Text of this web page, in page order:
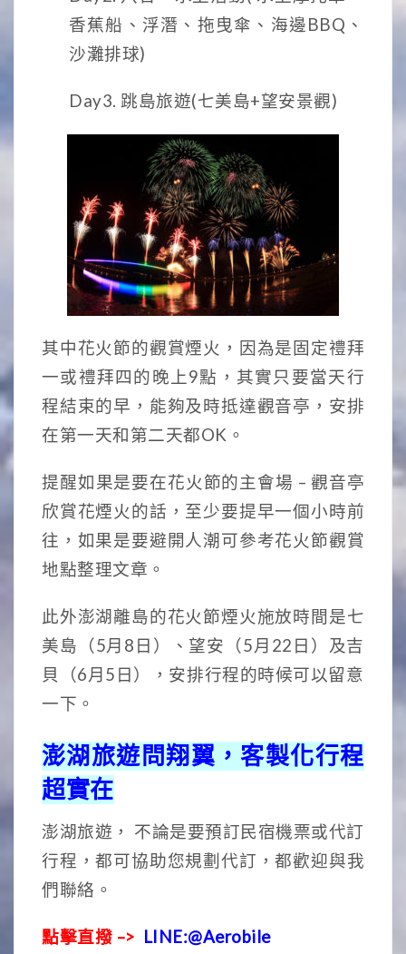
香蕉船、浮潛、拖曳傘、 海邊BBQ、
沙灘排球)
Day3. 跳島旅遊(七美島+望安景觀)
其中花火節的觀賞煙火，因為是固定禮拜
一或禮拜四的晚上9點，其實只要當天行
程結束的早，能夠及時抵達觀音亭，安排
在第一天和第二天都OK。
提醒如果是要在花火節的主會場 – 觀音亭
欣賞花煙火的話，至少要提早一個小時前
往，如果是要避開人潮可參考花火節觀賞
地點整理文章。
此外澎湖離島的花火節煙火施放時間是七
美島（5月8日）、望安（5月22日）及吉
貝（6月5日），安排行程的時候可以留意
一下。
澎湖旅遊問翔翼，客製化行程
超實在
澎湖旅遊， 不論是要預訂民宿機票或代訂
行程，都可協助您規劃代訂，都歡迎與我
們聯絡。
點擊直撥 –> LINE:@Aerobile